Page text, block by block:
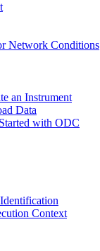
Network Conditions
an Instrument
Data
with ODC
Context